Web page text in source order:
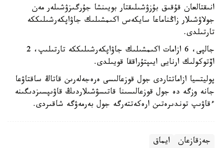
انىقتالعان قۇقىق بۇزۋشىلىقتار بويىنشا جۇرگىزۋشىلەر مەن
جولاۋشىلار زاڭناماعا سايكەس اكىمشىلىك جاۋاپكەرشىلىككە
تارتىلدى.
جالپى، 6 ازامات اكىمشىلىك جاۋاپكەرشىلىككە تارتىلىپ، 2
اۆتوكولىك ارنايى ايىپتۇراققا قويىلدى.
پوليتسيا ازاماتتاردى جول قوزعالىسى ەرەجەلەرىن قاتاڭ ساقتاۋعا
جانە وزگە دە جول قوزعالىسىنا قاتىسۋشىلاردىڭ قاۋىپسىزدىگىنە
ءقاۋىپ توندىرەتىن ارەكەتتەرگە جول بەرمەۋگە شاقىردى.
جەزقازعان ايماق